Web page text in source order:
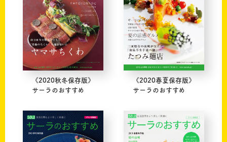
《2020秋冬保存版》
サーラのおすすめ
《2020春夏保存版》
サーラのおすすめ